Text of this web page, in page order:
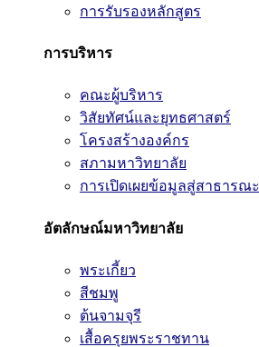
การรับรองหลักสูตร
การบริหาร
คณะผู้บริหาร
วิสัยทัศน์และยุทธศาสตร์
โครงสร้างองค์กร
สภามหาวิทยาลัย
การเปิดเผยข้อมูลสู่สาธารณะ
อัตลักษณ์มหาวิทยาลัย
พระเกี้ยว
สีชมพู
ต้นจามจุรี
เสื้อครุยพระราชทาน